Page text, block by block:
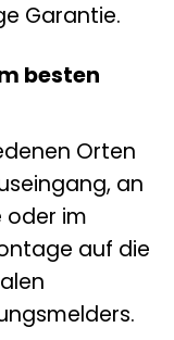
Garantie.
besten
Orten
an
oder im
auf die